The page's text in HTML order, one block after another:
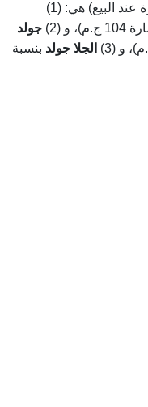
عند البيع) هي: (1)
و (2)
جولد
الجلا جولد بنسبة